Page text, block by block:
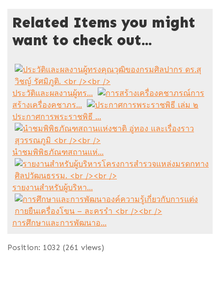
Related Items you might
want to check out...
ประวัติและผลงานผู้ทร...
การ
สร้างเครื่องคชาภร...
ประกาศการพระราชพิธี ...
นำชมพิพิธภัณฑสถานแห่...
รายงานสำหรับผู้บริหา...
การศึกษาและการพัฒนาอ...
Position: 1032 (261 views)